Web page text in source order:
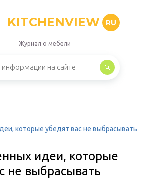
KITCHENVIEW RU
Журнал о мебели
которые убедят вас не выбрасывать
идеи, которые
не выбрасывать